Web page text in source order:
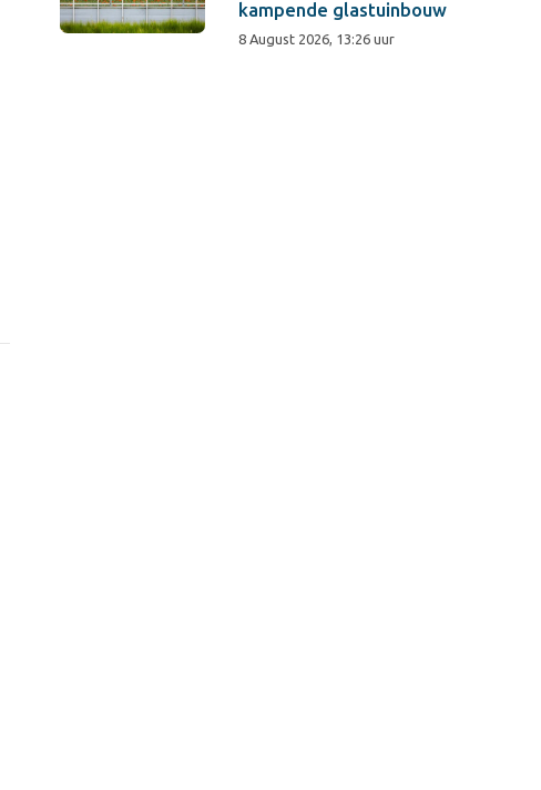
kampende glastuinbouw
8 August 2026, 13:26 uur